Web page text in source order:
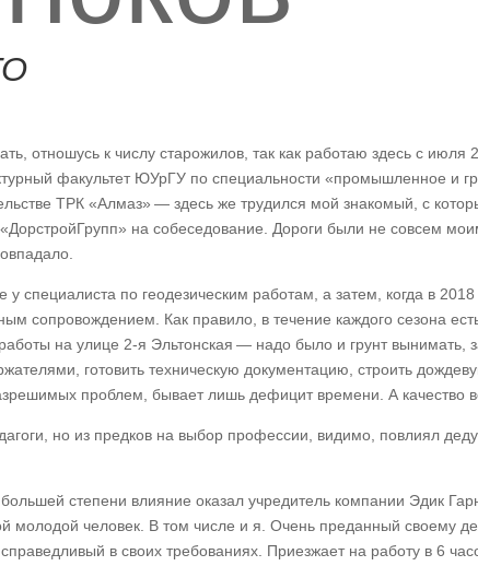
отношусь к числу старожилов, так как работаю здесь с июля
факультет ЮУрГУ по специальности «промышленное и
ТРК «Алмаз» — здесь же трудился мой знакомый, с
на собеседование. Дороги были не совсем
у специалиста по геодезическим работам, а затем, когда в
сопровождением. Как правило, в течение каждого сезона
на улице 2‑я Эльтонская — надо было и грунт вынимать,
готовить техническую документацию, строить
проблем, бывает лишь дефицит времени. А качество
но из предков на выбор профессии, видимо, повлиял
степени влияние оказал учредитель компании Эдик
молодой человек. В том числе и я. Очень преданный своему
в своих требованиях. Приезжает на работу в 6